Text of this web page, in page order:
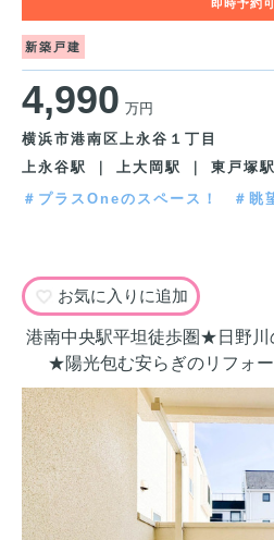
新築戸建
4,990 万円
横浜市港南区上永谷１丁目
上永谷駅 ｜ 上大岡駅 ｜ 東戸塚駅
＃プラスOneのスペース！
＃眺
お気に入りに追加
港南中央駅平坦徒歩圏★日野川
★陽光包む安らぎのリフォー